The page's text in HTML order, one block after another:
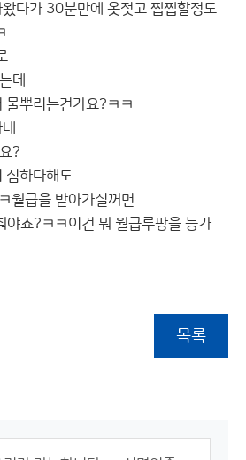
다가 30분만에 옷젖고 찝찝할정도
데
물뿌리는건가요?ㅋㅋ
?
심하다해도
월급을 받아가실꺼면
죠?ㅋㅋ이건 뭐 월급루팡을 능가
목록